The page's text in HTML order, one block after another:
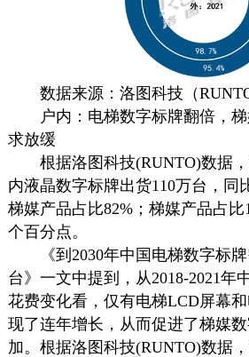
数据来源：洛图科技（
户内：电梯数字标牌翻倍，
求放缓
根据洛图科技(RUNTO)数据
内液晶数字标牌出货110万台，同
梯媒产品占比82%；梯媒产品占比
个百分点。
《到2030年中国电梯数字标牌
台》一文中提到，从2018-2021年
花费变化看，仅有电梯LCD屏幕
现了连年增长，从而促进了梯媒
加。根据洛图科技(RUNTO)数据